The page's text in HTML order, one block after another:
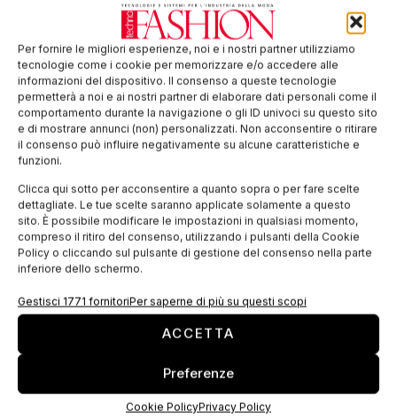
Per fornire le migliori esperienze, noi e i nostri partner utilizziamo
tecnologie come i cookie per memorizzare e/o accedere alle
informazioni del dispositivo. Il consenso a queste tecnologie
permetterà a noi e ai nostri partner di elaborare dati personali come il
comportamento durante la navigazione o gli ID univoci su questo sito
e di mostrare annunci (non) personalizzati. Non acconsentire o ritirare
il consenso può influire negativamente su alcune caratteristiche e
funzioni.
Clicca qui sotto per acconsentire a quanto sopra o per fare scelte
dettagliate. Le tue scelte saranno applicate solamente a questo
sito. È possibile modificare le impostazioni in qualsiasi momento,
compreso il ritiro del consenso, utilizzando i pulsanti della Cookie
Policy o cliccando sul pulsante di gestione del consenso nella parte
inferiore dello schermo.
Gestisci 1771 fornitoriPer saperne di più su questi scopi
ACCETTA
Preferenze
Cookie PolicyPrivacy Policy
allineare alla figura della persona inquadrata. Una
volta allineate le figure nel device, esse verranno
scansionate e appariranno le opzioni per la scelta dei
possibili outfit, in modo tale che l’utente possa avere
un’anteprima e scegliere la migliore opzione da
acquistare.
FRAGMENTS GARMENTS STORY
senza cuciture,
realizzato in digitale,
on-demand, che può
essere trasformato in